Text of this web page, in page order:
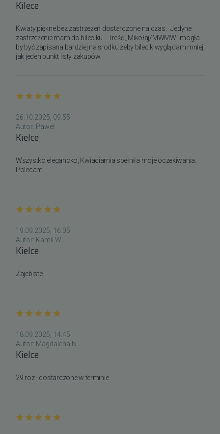
Doręczenie na terenie Kielc realizowane jest od
zaksięgowania płatności do godziny 05:00 rano.
Kilece
Kwiaty piękne bez zastrzeżeń dostarczone na czas.   Jedyne
zastrzeżenie mam do bileciku.   Treść „Mikołaj/MWMW” mogła
by być zapisana bardziej na środku żeby bilecik wyglądam mniej
jak jeden punkt listy zakupów.
26.10.2025, 09:55
Autor: Paweł
Kielce
Wszystko elegancko, Kwiaciarnia spełniła moje oczekiwania.
Polecam.
19.09.2025, 16:05
Autor: Kamil W.
Kielce
Zajebiste
18.09.2025, 14:45
Autor: Magdalena N.
Kielce
29 roz - dostarczone w terminie